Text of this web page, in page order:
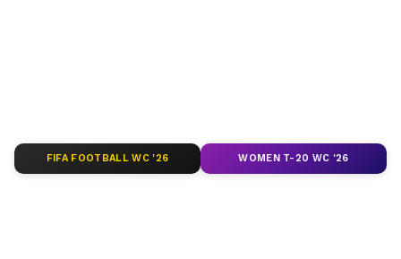
FIFA FOOTBALL WC '26 WOMEN T-20 WC '26